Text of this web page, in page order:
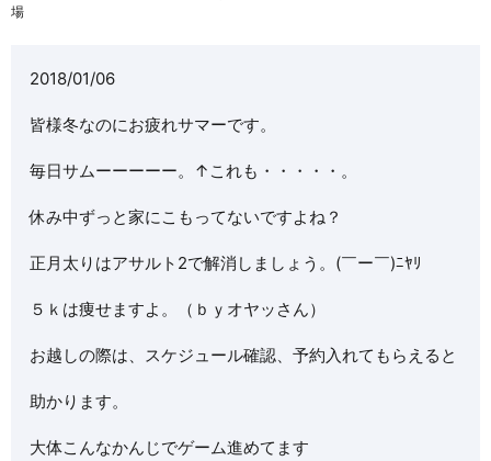
場
2018/01/06
皆様冬なのにお疲れサマーです。
毎日サムーーーーー。↑これも・・・・・。
休み中ずっと家にこもってないですよね？
正月太りはアサルト2で解消しましょう。(￣ー￣)ﾆﾔﾘ
５ｋは痩せますよ。（ｂｙオヤッさん）
お越しの際は、スケジュール確認、予約入れてもらえると
助かります。
大体こんなかんじでゲーム進めてます